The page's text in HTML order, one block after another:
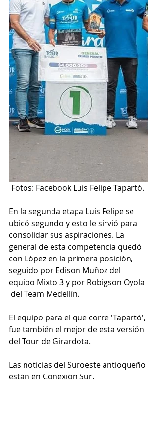
Fotos: Facebook Luis Felipe Tapartó.
En la segunda etapa Luis Felipe se
ubicó segundo y esto le sirvió para
consolidar sus aspiraciones. La
general de esta competencia quedó
con López en la primera posición,
seguido por Edison Muñoz del
equipo Mixto 3 y por Robigson Oyola
del Team Medellín.
El equipo para el que corre 'Tapartó',
fue también el mejor de esta versión
del Tour de Girardota.
Las noticias del Suroeste antioqueño
están en Conexión Sur.